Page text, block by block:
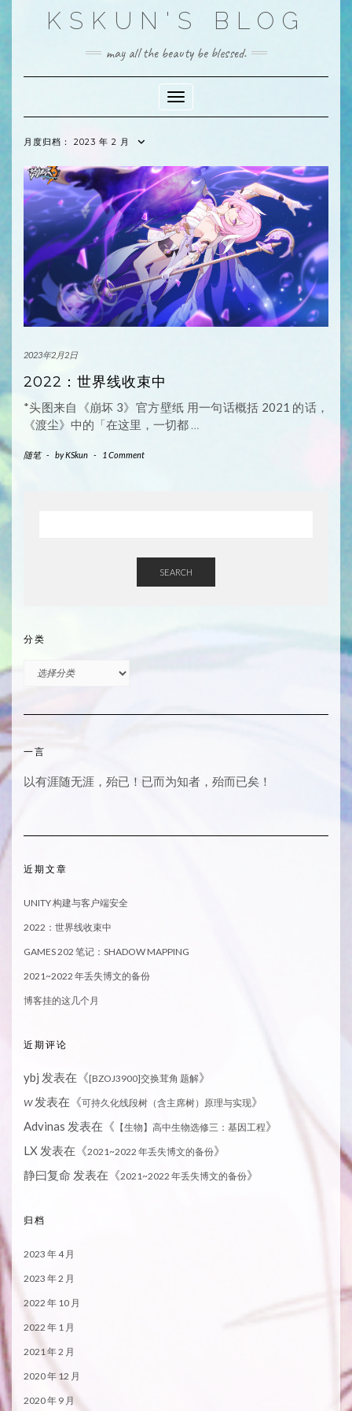
KSKUN'S BLOG
may all the beauty be blessed.
Toggle Navigation
月度归档： 2023 年 2 月
2023年2月2日
2022：世界线收束中
*头图来自《崩坏 3》官方壁纸 用一句话概括 2021 的话，
《渡尘》中的「在这里，一切都 …
随笔 - byKSkun - 1 Comment
SEARCH
分类
一言
以有涯随无涯，殆已！已而为知者，殆而已矣！
近期文章
UNITY 构建与客户端安全
2022：世界线收束中
GAMES 202 笔记：SHADOW MAPPING
2021~2022 年丢失博文的备份
博客挂的这几个月
近期评论
ybj 发表在《[BZOJ3900]交换茸角 题解》
W发表在《可持久化线段树（含主席树）原理与实现》
Advinas 发表在《 【生物】高中生物选修三：基因工程》
LX 发表在《2021~2022 年丢失博文的备份》
静曰复命 发表在《2021~2022 年丢失博文的备份》
归档
2023 年 4 月
2023 年 2 月
2022 年 10 月
2022 年 1 月
2021 年 2 月
2020 年 12 月
2020 年 9 月